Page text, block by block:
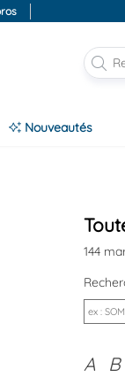
Nouveautés
144
A B